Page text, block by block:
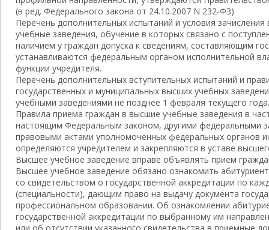
(в ред. Федерального закона от 24.10.2007 N 232-ФЗ)
Перечень дополнительных испытаний и условия
учебные заведения, обучение в которых связано с
наличием у граждан допуска к сведениям, составляющим
устанавливаются федеральным органом исполнительной
функции учредителя.
Перечень дополнительных вступительных испытаний и
государственных и муниципальных высших учебных
учебными заведениями не позднее 1 февраля текущего года.
Правила приема граждан в высшие учебные заведения в
настоящим Федеральным законом, другими федеральными
правовыми актами уполномоченных федеральных органов
определяются учредителем и закрепляются в уставе
Высшее учебное заведение вправе объявлять прием
Высшее учебное заведение обязано ознакомить
со свидетельством о государственной аккредитации по
(специальности), дающим право на выдачу документа
профессиональном образовании. Об ознакомлении
государственной аккредитации по выбранному им